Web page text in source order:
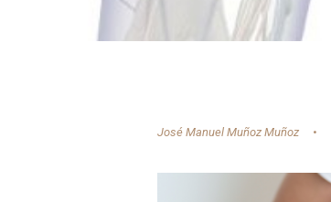
José Manuel Muñoz Muñoz